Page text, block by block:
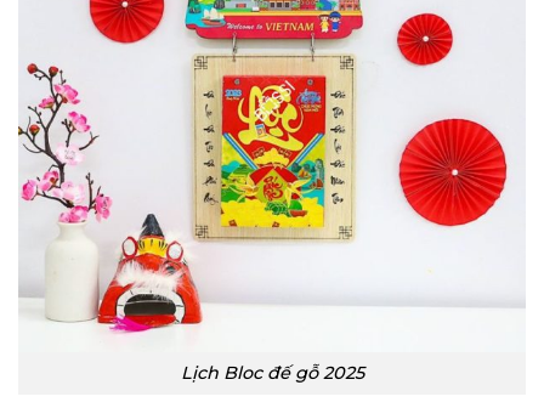
Lịch Bloc đế gỗ 2025